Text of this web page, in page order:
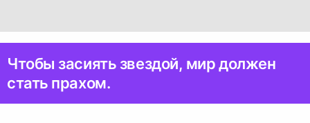
Чтобы засиять звездой, мир должен
стать прахом.